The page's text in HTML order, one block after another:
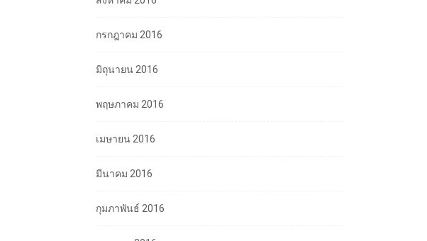
กรกฎาคม 2016
มิถุนายน 2016
พฤษภาคม 2016
เมษายน 2016
มีนาคม 2016
กุมภาพันธ์ 2016